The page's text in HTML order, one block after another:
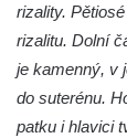
Kamenici
Dům čp.
Dům čp.
rizality.
rizalitu. Dolní
je kamenný, v
do suterénu.
patku i hlavici